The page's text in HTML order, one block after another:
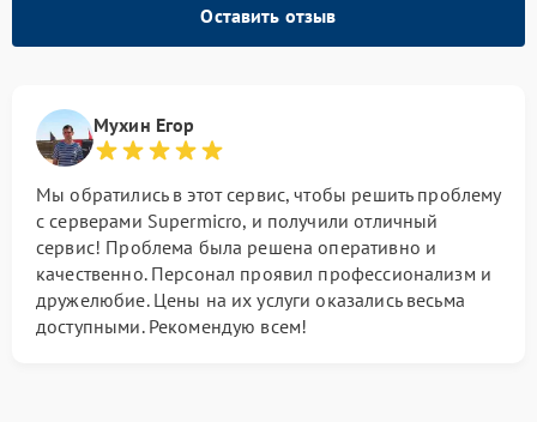
Оставить отзыв
Мухин Егор
Мы обратились в этот сервис, чтобы решить проблему
с серверами Supermicro, и получили отличный
сервис! Проблема была решена оперативно и
качественно. Персонал проявил профессионализм и
дружелюбие. Цены на их услуги оказались весьма
доступными. Рекомендую всем!